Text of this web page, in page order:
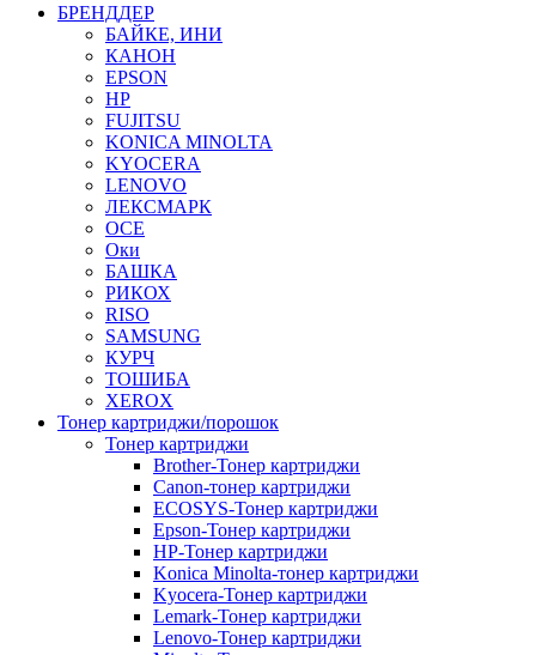
БРЕНДДЕР
БАЙКЕ, ИНИ
КАНОН
EPSON
HP
FUJITSU
KONICA MINOLTA
KYOCERA
LENOVO
ЛЕКСМАРК
OCE
Оки
БАШКА
РИКОХ
RISO
SAMSUNG
КУРЧ
ТОШИБА
XEROX
Тонер картриджи/порошок
Тонер картриджи
Brother-Тонер картриджи
Canon-тонер картриджи
ECOSYS-Тонер картриджи
Epson-Тонер картриджи
HP-Тонер картриджи
Konica Minolta-тонер картриджи
Kyocera-Тонер картриджи
Lemark-Тонер картриджи
Lenovo-Тонер картриджи